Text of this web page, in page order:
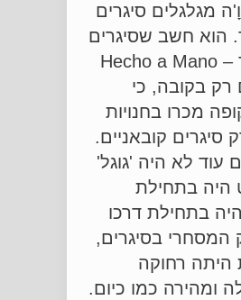
מגלגלים סיגרים
הוא חשב שסיגרים
בעבודת יד – Hecho a Mano
רק בקובה, כי
מכרו בחנויות
סיגרים קובאניים.
עוד לא היה 'גוגל'
היה בתחילת
בתחילת דרכו
המסחרי בסיגרים,
היתה רחוקה
ומהירה כמו כיום.